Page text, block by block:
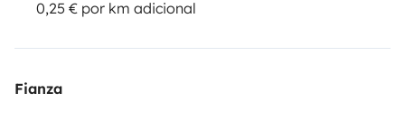
0,25 € por km adicional
Fianza